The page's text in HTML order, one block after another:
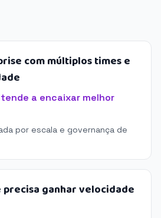
com múltiplos times e
a encaixar melhor
por escala e governança de
ganhar velocidade